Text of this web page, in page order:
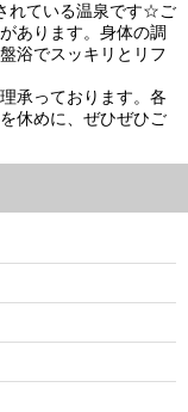
れている温泉です☆ご
あります。身体の調
浴でスッキリとリフ
承っております。各
休めに、ぜひぜひご